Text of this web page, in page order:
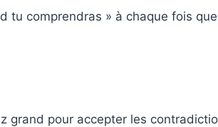
tu comprendras » à chaque fois
grand pour accepter les